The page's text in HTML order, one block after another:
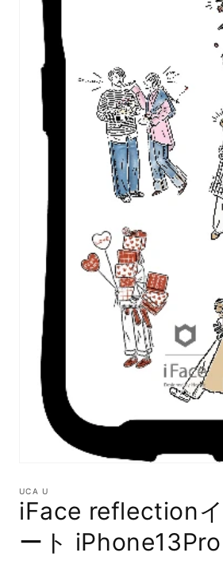
ダ
メ
UCA U
iFace reflection
ート iPhone13Pro